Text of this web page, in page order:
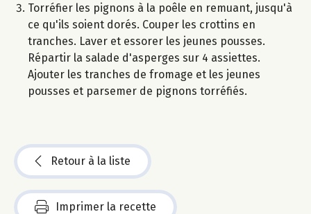
Torréfier les pignons à la poêle en remuant, jusqu'à
ce qu'ils soient dorés. Couper les crottins en
tranches. Laver et essorer les jeunes pousses.
Répartir la salade d'asperges sur 4 assiettes.
Ajouter les tranches de fromage et les jeunes
pousses et parsemer de pignons torréfiés.
Retour à la liste
Imprimer la recette